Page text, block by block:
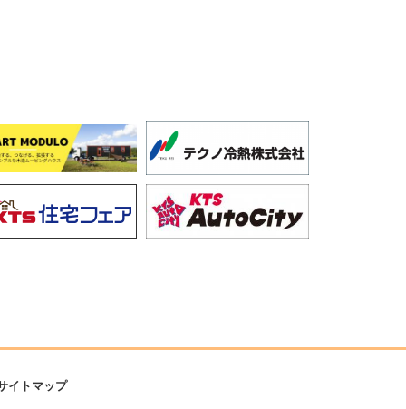
イトマップ